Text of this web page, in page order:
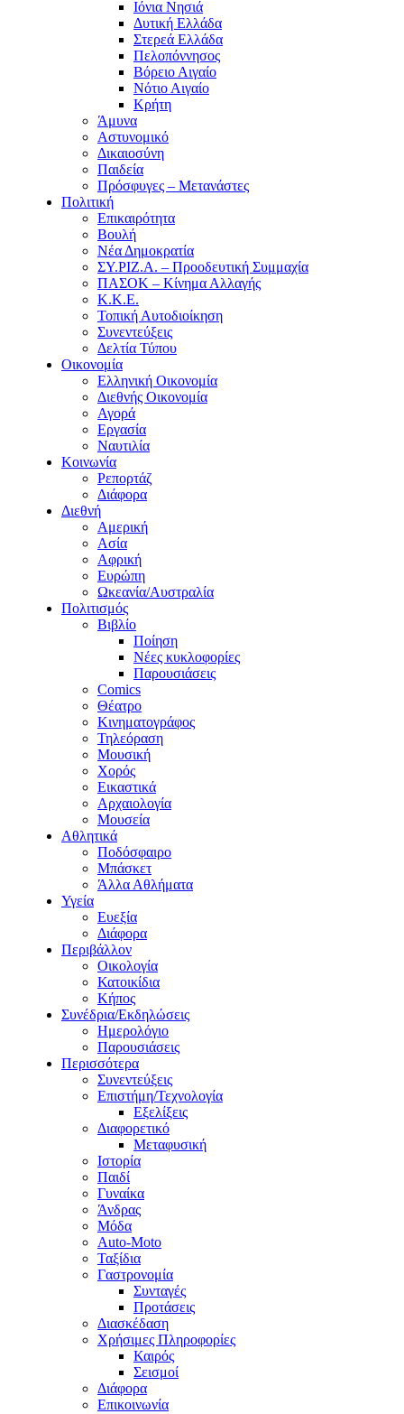
Ιόνια Νησιά
Δυτική Ελλάδα
Στερεά Ελλάδα
Πελοπόννησος
Βόρειο Αιγαίο
Νότιο Αιγαίο
Κρήτη
Άμυνα
Αστυνομικό
Δικαιοσύνη
Παιδεία
Πρόσφυγες – Μετανάστες
Πολιτική
Επικαιρότητα
Βουλή
Νέα Δημοκρατία
ΣΥ.ΡΙΖ.Α. – Προοδευτική Συμμαχία
ΠΑΣΟΚ – Κίνημα Αλλαγής
Κ.Κ.Ε.
Τοπική Αυτοδιοίκηση
Συνεντεύξεις
Δελτία Τύπου
Οικονομία
Ελληνική Οικονομία
Διεθνής Οικονομία
Αγορά
Εργασία
Ναυτιλία
Κοινωνία
Ρεπορτάζ
Διάφορα
Διεθνή
Αμερική
Ασία
Αφρική
Ευρώπη
Ωκεανία/Αυστραλία
Πολιτισμός
Βιβλίο
Ποίηση
Νέες κυκλοφορίες
Παρουσιάσεις
Comics
Θέατρο
Κινηματογράφος
Τηλεόραση
Μουσική
Χορός
Εικαστικά
Αρχαιολογία
Μουσεία
Αθλητικά
Ποδόσφαιρο
Μπάσκετ
Άλλα Αθλήματα
Υγεία
Ευεξία
Διάφορα
Περιβάλλον
Οικολογία
Κατοικίδια
Κήπος
Συνέδρια/Εκδηλώσεις
Ημερολόγιο
Παρουσιάσεις
Περισσότερα
Συνεντεύξεις
Επιστήμη/Τεχνολογία
Εξελίξεις
Διαφορετικό
Μεταφυσική
Ιστορία
Παιδί
Γυναίκα
Άνδρας
Μόδα
Auto-Moto
Ταξίδια
Γαστρονομία
Συνταγές
Προτάσεις
Διασκέδαση
Χρήσιμες Πληροφορίες
Καιρός
Σεισμοί
Διάφορα
Επικοινωνία